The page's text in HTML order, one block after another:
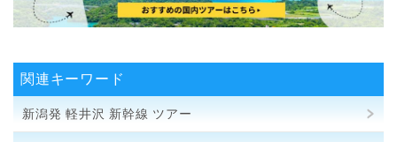
関連キーワード
新潟発 軽井沢 新幹線 ツアー